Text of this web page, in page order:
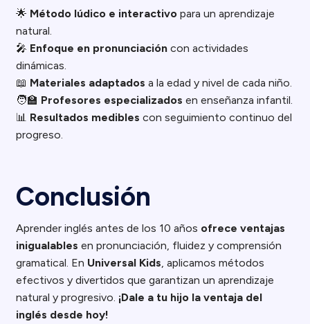
🌟 Método lúdico e interactivo para un aprendizaje
natural.
🎤 Enfoque en pronunciación con actividades
dinámicas.
📖 Materiales adaptados a la edad y nivel de cada niño.
🧑‍🏫 Profesores especializados en enseñanza infantil.
📊 Resultados medibles con seguimiento continuo del
progreso.
Conclusión
Aprender inglés antes de los 10 años ofrece ventajas
inigualables en pronunciación, fluidez y comprensión
gramatical. En Universal Kids, aplicamos métodos
efectivos y divertidos que garantizan un aprendizaje
natural y progresivo. ¡Dale a tu hijo la ventaja del
inglés desde hoy!